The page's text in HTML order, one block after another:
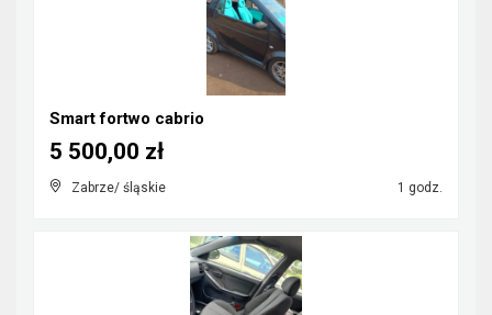
Smart fortwo cabrio
Zabrze/ śląskie 1 godz.
5 500,00 zł